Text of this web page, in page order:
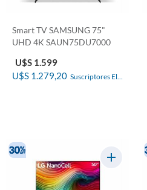
Smart TV SAMSUNG 75"
UHD 4K SAUN75DU7000
U$S 1.599
U$S 1.279,20 Suscriptores El